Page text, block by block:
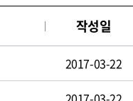
작성일
2017-03-22